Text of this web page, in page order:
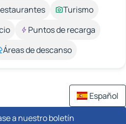
Turismo
Puntos de recarga
Áreas de descanso
Español
a nuestro boletín